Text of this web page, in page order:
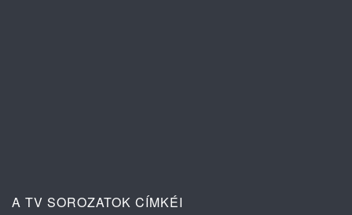
A TV SOROZATOK CÍMKÉI